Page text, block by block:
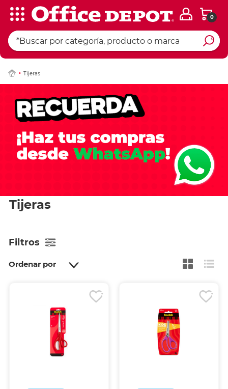
0
Tijeras
Tijeras
Filtros
Ordenar por